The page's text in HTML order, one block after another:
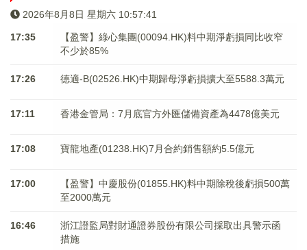
2026年8月8日 星期六 10:57:42
17:35
【盈警】綠心集團(00094.HK)料中期淨虧損同比收窄
不少於85%
17:26 德適-B(02526.HK)中期歸母淨虧損擴大至5588.3萬元
17:11 香港金管局：7月底官方外匯儲備資產為4478億美元
17:08 寶龍地產(01238.HK)7月合約銷售額約5.5億元
17:00
【盈警】中慶股份(01855.HK)料中期除稅後虧損500萬
至2000萬元
16:46
浙江證監局對財通證券股份有限公司採取出具警示函
措施